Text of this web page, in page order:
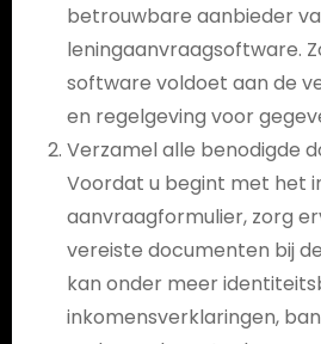
betrouwbare aanbieder
leningaanvraagsoftware.
software voldoet aan de
en regelgeving voor
Verzamel alle benodigde
Voordat u begint met het
aanvraagformulier, zorg
vereiste documenten bij
kan onder meer
inkomensverklaringen,